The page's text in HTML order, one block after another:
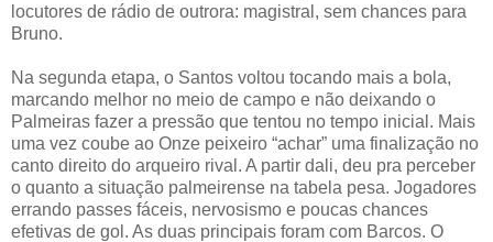
locutores de rádio de outrora: magistral, sem chances para
Bruno.
Na segunda etapa, o Santos voltou tocando mais a bola,
marcando melhor no meio de campo e não deixando o
Palmeiras fazer a pressão que tentou no tempo inicial. Mais
uma vez coube ao Onze peixeiro “achar” uma finalização no
canto direito do arqueiro rival. A partir dali, deu pra perceber
o quanto a situação palmeirense na tabela pesa. Jogadores
errando passes fáceis, nervosismo e poucas chances
efetivas de gol. As duas principais foram com Barcos. O